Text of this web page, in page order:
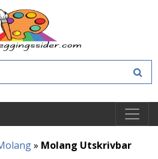
» Molang Utskrivbar